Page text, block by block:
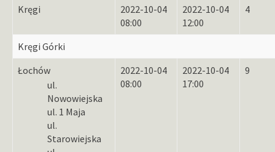
Kręgi
2022-10-04
08:00
2022-10-04
12:00
4
Kręgi Górki
Łochów
ul.
Nowowiejska
ul. 1 Maja
ul.
Starowiejska
2022-10-04
08:00
2022-10-04
17:00
9